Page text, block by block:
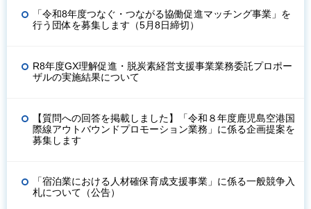
「令和8年度つなぐ・つながる協働促進マッチング事業」を
行う団体を募集します（5月8日締切）
R8年度GX理解促進・脱炭素経営支援事業業務委託プロポー
ザルの実施結果について
【質問への回答を掲載しました】「令和８年度鹿児島空港国
際線アウトバウンドプロモーション業務」に係る企画提案を
募集します
「宿泊業における人材確保育成支援事業」に係る一般競争入
札について（公告）